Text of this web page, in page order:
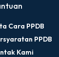
Cara PPDB
PPDB
Kami